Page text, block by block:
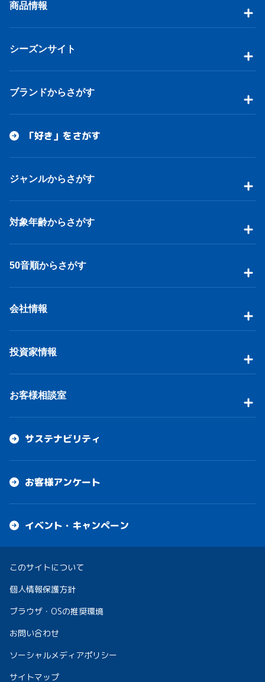
商品情報
シーズンサイト
ブランドからさがす
「好き」をさがす
ジャンルからさがす
対象年齢からさがす
50音順からさがす
会社情報
投資家情報
お客様相談室
サステナビリティ
お客様アンケート
イベント・キャンペーン
このサイトについて
個人情報保護方針
ブラウザ・OSの推奨環境
お問い合わせ
ソーシャルメディアポリシー
サイトマップ